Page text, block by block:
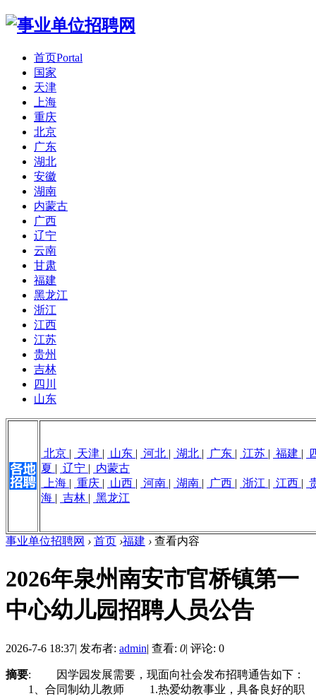
首页Portal
国家
天津
上海
重庆
北京
广东
湖北
安徽
湖南
内蒙古
广西
辽宁
云南
甘肃
福建
黑龙江
浙江
江西
江苏
贵州
吉林
四川
山东
北京 | 天津 | 山东 | 河北 | 湖北 | 广东 | 江苏 | 福建 |
夏 | 辽宁 | 内蒙古
上海 | 重庆 | 山西 | 河南 | 湖南 | 广西 | 浙江 | 江西 |
海 | 吉林 | 黑龙江
事业单位招聘网 › 首页 ›福建 › 查看内容
2026年泉州南安市官桥镇第一
中心幼儿园招聘人员公告
2026-7-6 18:37| 发布者: admin| 查看: 0| 评论: 0
摘要: 因学园发展需要，现面向社会发布招聘通告如下：
1、合同制幼儿教师 1.热爱幼教事业，具备良好的职